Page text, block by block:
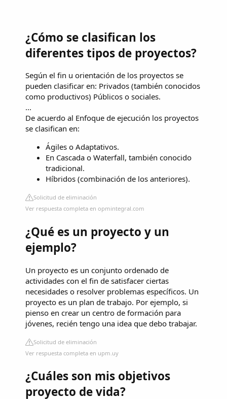
¿Cómo se clasifican los
diferentes tipos de proyectos?
Según el fin u orientación de los proyectos se
pueden clasificar en: Privados (también conocidos
como productivos) Públicos o sociales.
...
De acuerdo al Enfoque de ejecución los proyectos
se clasifican en:
Ágiles o Adaptativos.
En Cascada o Waterfall, también conocido
tradicional.
Híbridos (combinación de los anteriores).
Solicitud de eliminación
Ver respuesta completa en opmintegral.com
¿Qué es un proyecto y un
ejemplo?
Un proyecto es un conjunto ordenado de
actividades con el fin de satisfacer ciertas
necesidades o resolver problemas específicos. Un
proyecto es un plan de trabajo. Por ejemplo, si
pienso en crear un centro de formación para
jóvenes, recién tengo una idea que debo trabajar.
Solicitud de eliminación
Ver respuesta completa en upm.uy
¿Cuáles son mis objetivos
proyecto de vida?